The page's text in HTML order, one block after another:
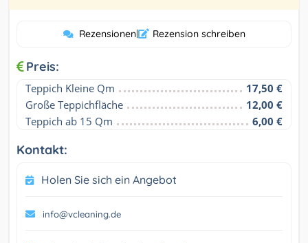
Rezensionen| Rezension schreiben
Preis:
Teppich Kleine Qm
17,50 €
Große Teppichfläche
12,00 €
Teppich ab 15 Qm
6,00 €
Kontakt:
Holen Sie sich ein Angebot
info@vcleaning.de